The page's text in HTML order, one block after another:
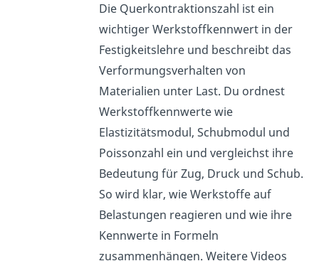
Die Querkontraktionszahl ist ein
wichtiger Werkstoffkennwert in der
Festigkeitslehre und beschreibt das
Verformungsverhalten von
Materialien unter Last. Du ordnest
Werkstoffkennwerte wie
Elastizitätsmodul, Schubmodul und
Poissonzahl ein und vergleichst ihre
Bedeutung für Zug, Druck und Schub.
So wird klar, wie Werkstoffe auf
Belastungen reagieren und wie ihre
Kennwerte in Formeln
zusammenhängen. Weitere Videos